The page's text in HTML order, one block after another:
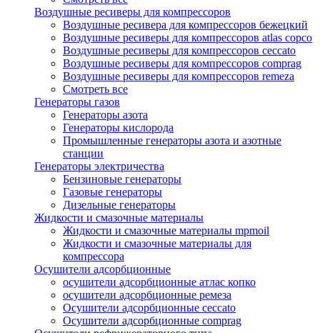
Воздушные ресиверы для компрессоров
Воздушные ресивера для компрессоров бежецкий
Воздушные ресиверы для компрессоров atlas copco
Воздушные ресиверы для компрессоров ceccato
Воздушные ресиверы для компрессоров comprag
Воздушные ресиверы для компрессоров remeza
Смотреть все
Генераторы газов
Генераторы азота
Генераторы кислорода
Промышленные генераторы азота и азотные
станции
Генераторы электричества
Бензиновые генераторы
Газовые генераторы
Дизельные генераторы
Жидкости и смазочные материалы
Жидкости и смазочные материалы mpmoil
Жидкости и смазочные материалы для
компрессора
Осушители адсорбционные
осушители адсорбционные атлас копко
осушители адсорбционные ремеза
Осушители адсорбционные ceccato
Осушители адсорбционные comprag